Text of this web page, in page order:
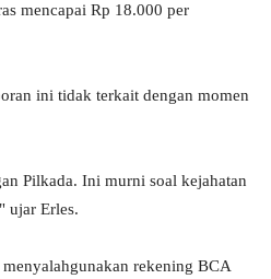
mencapai Rp 18.000 per
ini tidak terkait dengan momen
Pilkada. Ini murni soal kejahatan
ujar Erles.
rekening BCA